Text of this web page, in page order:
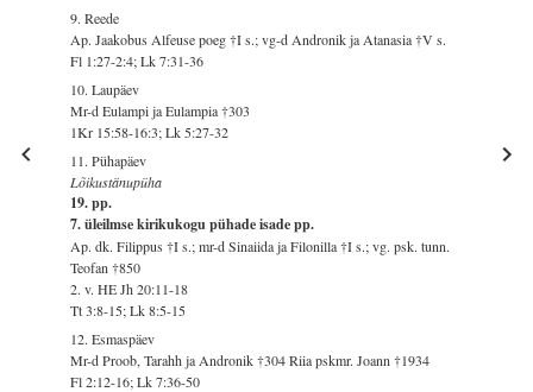
9. Reede
Ap. Jaakobus Alfeuse poeg †I s.; vg-d Andronik ja Atanasia †V s.
Fl 1:27-2:4; Lk 7:31-36
10. Laupäev
Mr-d Eulampi ja Eulampia †303
1Kr 15:58-16:3; Lk 5:27-32
11. Pühapäev
Lõikustänupüha
19. pp.
7. üleilmse kirikukogu pühade isade pp.
Ap. dk. Filippus †I s.; mr-d Sinaiida ja Filonilla †I s.; vg. psk. tunn.
Teofan †850
2. v. HE Jh 20:11-18
Tt 3:8-15; Lk 8:5-15
12. Esmaspäev
Mr-d Proob, Tarahh ja Andronik †304 Riia pskmr. Joann †1934
Fl 2:12-16; Lk 7:36-50